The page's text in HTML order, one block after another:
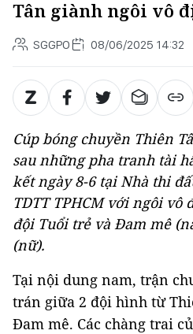
Tân giành ngôi vô
SGGPO 08/06/2025 14:32
Cúp bóng chuyền Thiên
sau những pha tranh tài
kết ngày 8-6 tại Nhà thi
TDTT TPHCM với ngôi
đội Tuổi trẻ và Đam mê
(nữ).
Tại nội dung nam, trận
trán giữa 2 đội hình từ
Đam mê. Các chàng trai